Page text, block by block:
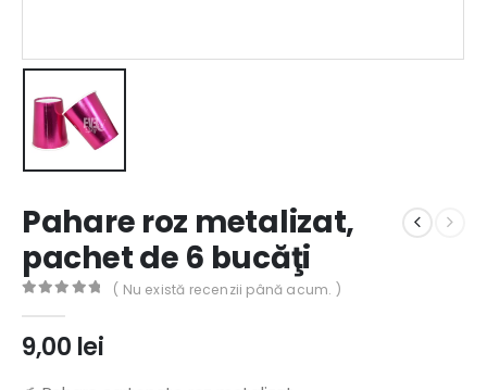
Pahare roz metalizat,
pachet de 6 bucăţi
( Nu există recenzii până acum. )
9,00 lei